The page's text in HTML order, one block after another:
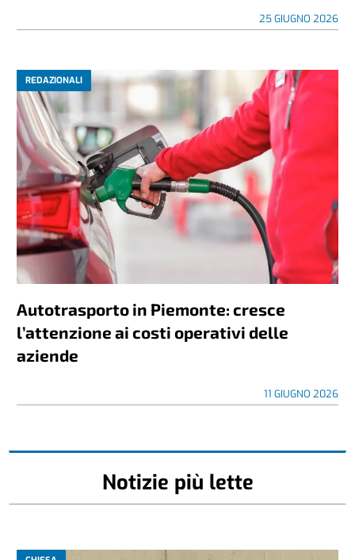
25 GIUGNO 2026
REDAZIONALI
Autotrasporto in Piemonte: cresce
l’attenzione ai costi operativi delle
aziende
11 GIUGNO 2026
Notizie più lette